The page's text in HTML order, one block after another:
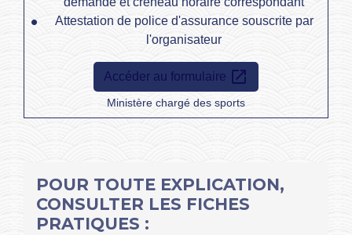
Attestation de police d'assurance souscrite par
l'organisateur
Accéder au formulaire open_in_new
Ministère chargé des sports
POUR TOUTE EXPLICATION,
CONSULTER LES FICHES
PRATIQUES :